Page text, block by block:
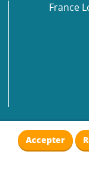
France
Accepter